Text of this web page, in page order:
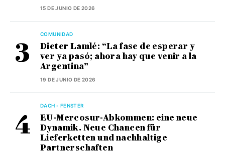
15 DE JUNIO DE 2026
COMUNIDAD
Dieter Lamlé: “La fase de esperar y
ver ya pasó; ahora hay que venir a la
Argentina”
19 DE JUNIO DE 2026
DACH - FENSTER
EU-Mercosur-Abkommen: eine neue
Dynamik. Neue Chancen für
Lieferketten und nachhaltige
Partnerschaften